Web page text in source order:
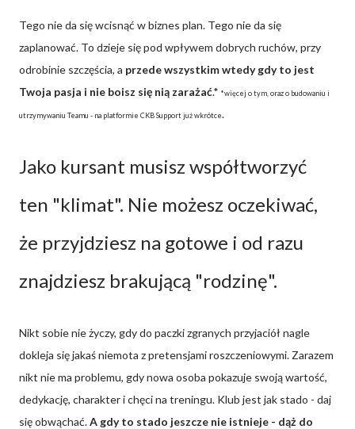
Tego nie da się wcisnąć w biznes plan. Tego nie da się
zaplanować. To dzieje się pod wpływem dobrych ruchów, przy
odrobinie szczęścia, a przede wszystkim wtedy gdy to jest
Twoja pasja i nie boisz się nią zarażać.* *więcej o tym, oraz o budowaniu i
utrzymywaniu Teamu - na platformie CKB Support już wkrótce.
Jako kursant musisz współtworzyć
ten "klimat". Nie możesz oczekiwać,
że przyjdziesz na gotowe i od razu
znajdziesz brakującą "rodzinę".
Nikt sobie nie życzy, gdy do paczki zgranych przyjaciół nagle
dokleja się jakaś niemota z pretensjami roszczeniowymi. Zarazem
nikt nie ma problemu, gdy nowa osoba pokazuje swoją wartość,
dedykację, charakter i chęci na treningu. Klub jest jak stado - daj
się obwąchać.A gdy to stado jeszcze nie istnieje - dąż do